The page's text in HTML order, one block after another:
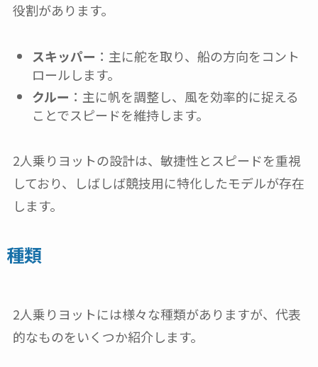
役割があります。
スキッパー ：主に舵を取り、船の方向をコント
ロールします。
クルー ：主に帆を調整し、風を効率的に捉える
ことでスピードを維持します。
2人乗りヨットの設計は、敏捷性とスピードを重視
しており、しばしば競技用に特化したモデルが存在
します。
種類
2人乗りヨットには様々な種類がありますが、代表
的なものをいくつか紹介します。